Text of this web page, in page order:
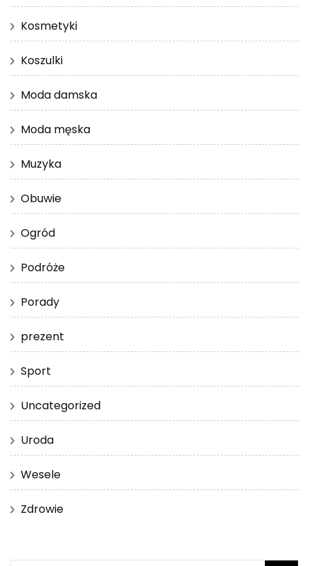
Kosmetyki
Koszulki
Moda damska
Moda męska
Muzyka
Obuwie
Ogród
Podróże
Porady
prezent
Sport
Uncategorized
Uroda
Wesele
Zdrowie